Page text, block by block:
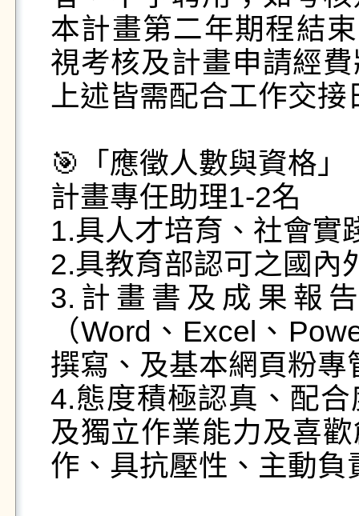
本計畫第二年期程結
視考核及計畫申請經
上述皆需配合工作交接
🎯「應徵人數與資格」
計畫專任助理1-2名
1.具人才培育、社會實
2.具教育部認可之國內
3.計畫書及成果報
（Word、Excel、
撰寫、及基本網頁粉專
4.態度積極認真、配
及獨立作業能力及喜
作、具抗壓性、主動